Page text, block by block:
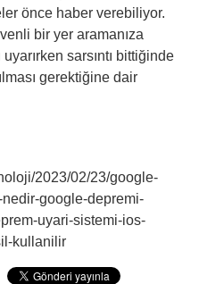
önce haber verebiliyor.
bir yer aramanıza
uyarırken sarsıntı bittiğinde
gerektiğine dair
2023/02/23/google-
google-depremi-
uyari-sistemi-ios-
kullanilir